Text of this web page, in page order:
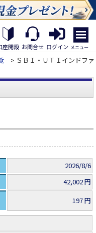
座開設 お問合せ ログイン
繝｡
繝
九
Η
ｼ
帝
�
メニュー
> ＳＢＩ・ＵＴＩインドファ
2026/8/6
42,002 円
197 円